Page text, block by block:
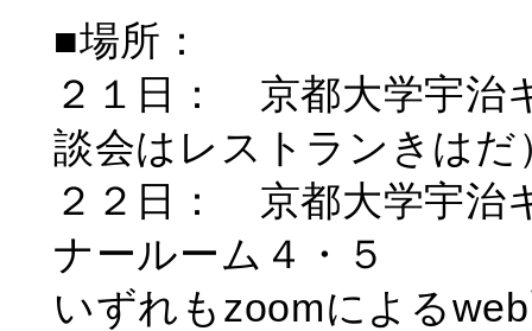
■場所：
２１日： 京都大学宇
談会はレストランきはだ
２２日： 京都大学宇
ナールーム４・５
いずれもzoomによる